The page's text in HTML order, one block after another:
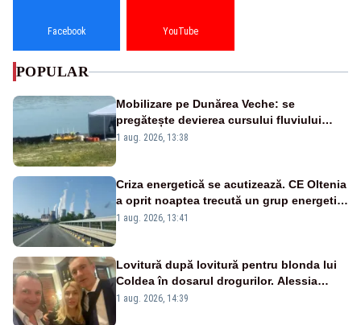
Facebook YouTube
POPULAR
Mobilizare pe Dunărea Veche: se
pregătește devierea cursului fluviului
către Cernavodă – VIDEO
1 aug. 2026, 13:38
Criza energetică se acutizează. CE Oltenia
a oprit noaptea trecută un grup energetic
de la Rovinari
1 aug. 2026, 13:41
Lovitură după lovitură pentru blonda lui
Coldea în dosarul drogurilor. Alessia
Păcuraru explică decizia magistraților
1 aug. 2026, 14:39